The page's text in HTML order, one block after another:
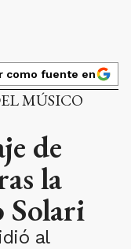
como fuente en
MÚSICO
de
la
Solari
al